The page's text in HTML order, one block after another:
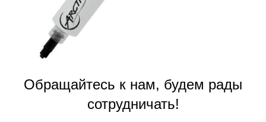
Обращайтесь к нам, будем рады
сотрудничать!